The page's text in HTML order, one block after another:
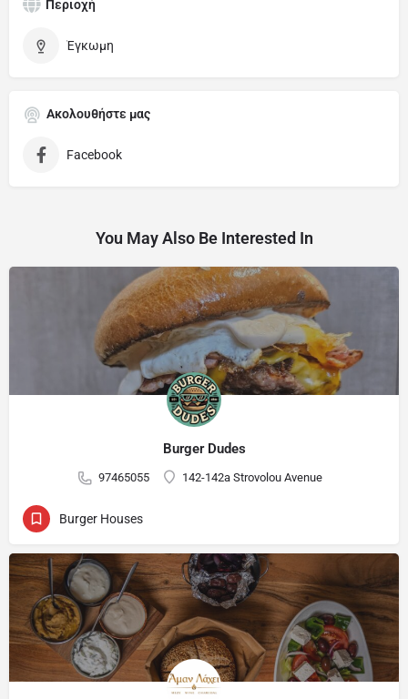
Περιοχή
Έγκωμη
Ακολουθήστε μας
Facebook
You May Also Be Interested In
Burger Dudes
97465055 142-142a Strovolou Avenue
Burger Houses